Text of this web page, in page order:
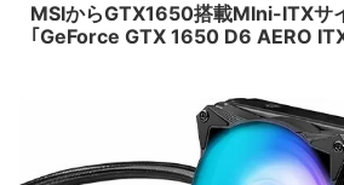
MSIからGTX1650搭載MIni-ITXサ
｢GeForce GTX 1650 D6 AERO